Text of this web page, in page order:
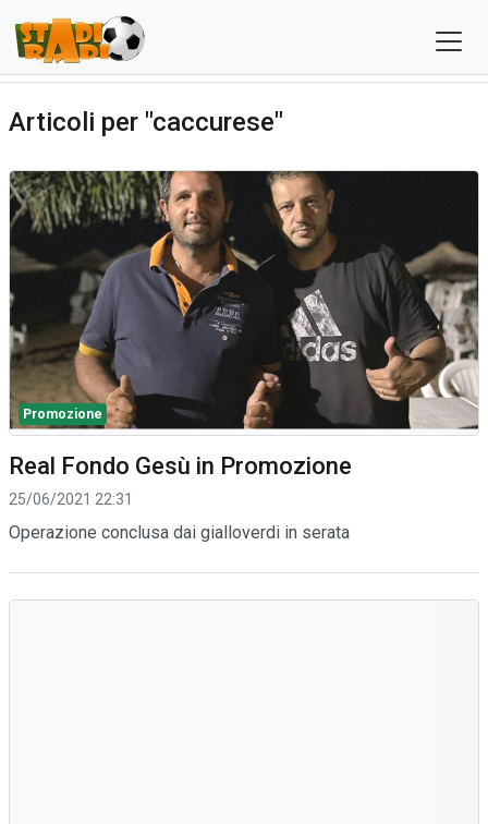
Articoli per "caccurese"
Promozione
Real Fondo Gesù in Promozione
25/06/2021 22:31
Operazione conclusa dai gialloverdi in serata